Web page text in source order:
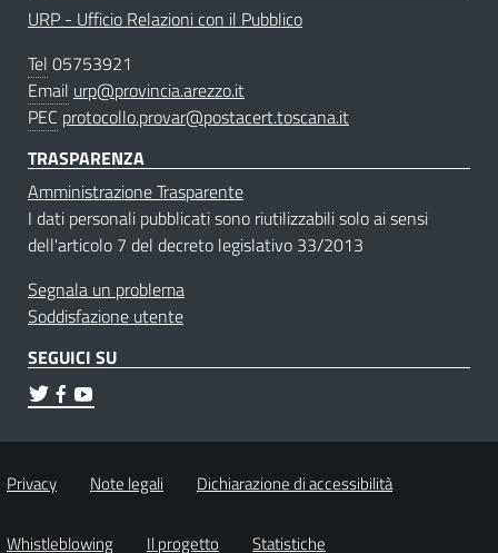
URP - Ufficio Relazioni con il Pubblico
Tel 05753921
Email urp@provincia.arezzo.it
PEC protocollo.provar@postacert.toscana.it
TRASPARENZA
Amministrazione Trasparente
I dati personali pubblicati sono riutilizzabili solo ai sensi
dell'articolo 7 del decreto legislativo 33/2013
Segnala un problema
Soddisfazione utente
SEGUICI SU
Privacy Note legali Dichiarazione di accessibilità
Whistleblowing Il progetto Statistiche